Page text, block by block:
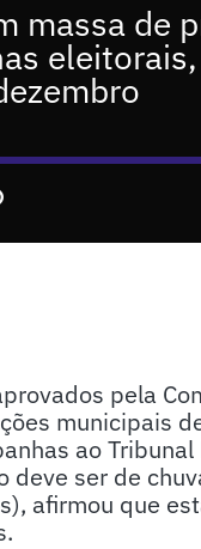
massa de
pela
municipais
ao
deve ser de
afirmou que